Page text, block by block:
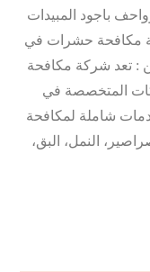
باجود المبيدات
مكافحة حشرات في
: تعد شركة مكافحة
المتخصصة في
شاملة لمكافحة
النمل، البق،